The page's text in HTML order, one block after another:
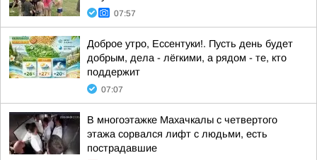
07:57
Доброе утро, Ессентуки!. Пусть день будет
добрым, дела - лёгкими, а рядом - те, кто
поддержит
07:07
В многоэтажке Махачкалы с четвертого
этажа сорвался лифт с людьми, есть
пострадавшие